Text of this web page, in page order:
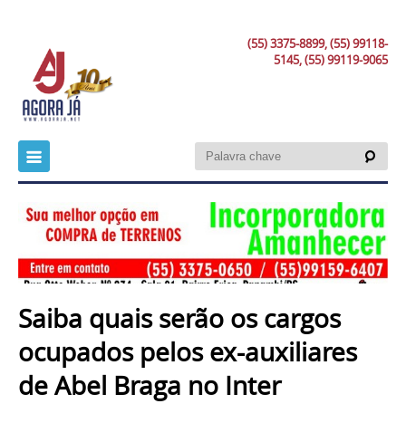
(55) 3375-8899, (55) 99118-
5145, (55) 99119-9065
Saiba quais serão os cargos
ocupados pelos ex-auxiliares
de Abel Braga no Inter